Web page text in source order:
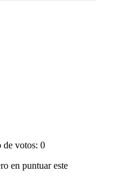
de votos: 0
en puntuar este